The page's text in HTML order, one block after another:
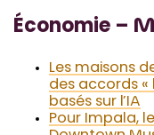
Économie –
Les maisons
des accords «
basés sur l’IA
Pour Impala,